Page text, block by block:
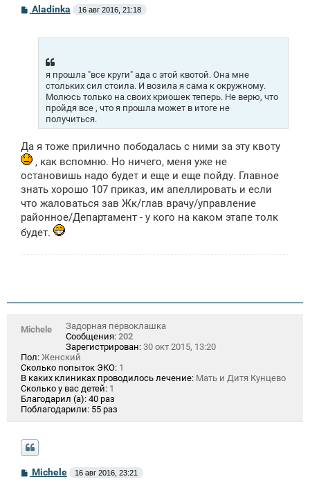
С
о
Aladinka 16 авг 2016, 21:18
я прошла "все круги" ада с этой квотой. Она мне
стольких сил стоила. И возила я сама к окружному.
Молюсь только на своих криошек теперь. Не верю, что
пройдя все , что я прошла может в итоге не
получиться.
Да я тоже прилично пободалась с ними за эту квоту
, как вспомню. Но ничего, меня уже не
остановишь надо будет и еще и еще пойду. Главное
знать хорошо 107 приказ, им апеллировать и если
что жаловаться зав Жк/глав врачу/управление
районное/Департамент - у кого на каком этапе толк
будет.
Michele
Задорная первоклашка
Сообщения: 202
Зарегистрирован: 30 окт 2015, 13:20
Пол: Женский
Сколько попыток ЭКО: 1
В каких клиниках проводилось лечение: Мать и Дитя Кунцево
Сколько у вас детей: 1
Благодарил (а): 40 раз
Поблагодарили: 55 раз
С
о
Michele 16 авг 2016, 23:21